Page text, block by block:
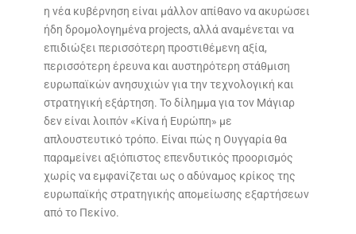
η νέα κυβέρνηση είναι μάλλον απίθανο να ακυρώσει
ήδη δρομολογημένα projects, αλλά αναμένεται να
επιδιώξει περισσότερη προστιθέμενη αξία,
περισσότερη έρευνα και αυστηρότερη στάθμιση
ευρωπαϊκών ανησυχιών για την τεχνολογική και
στρατηγική εξάρτηση. Το δίλημμα για τον Μάγιαρ
δεν είναι λοιπόν «Κίνα ή Ευρώπη» με
απλουστευτικό τρόπο. Είναι πώς η Ουγγαρία θα
παραμείνει αξιόπιστος επενδυτικός προορισμός
χωρίς να εμφανίζεται ως ο αδύναμος κρίκος της
ευρωπαϊκής στρατηγικής απομείωσης εξαρτήσεων
από το Πεκίνο.